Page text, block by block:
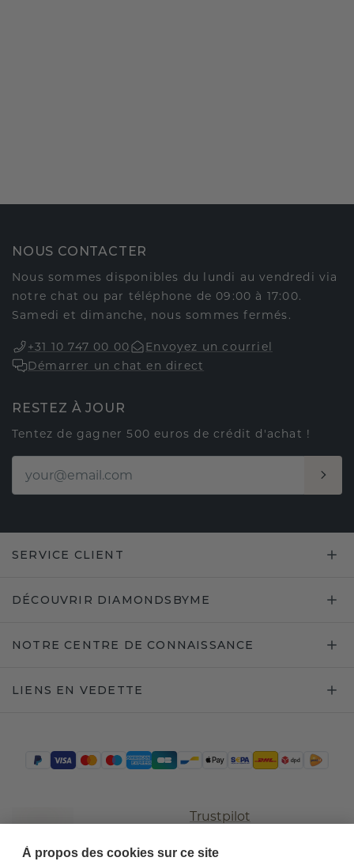
NOUS CONTACTER
Nous sommes disponibles du lundi au vendredi via
notre chat ou par téléphone de 09:00 à 17:00.
Samedi et dimanche, nous sommes fermés.
+31 10 747 00 00
Envoyez un courriel
Démarrer un chat en direct
RESTEZ À JOUR
Tentez de gagner 500 euros de crédit d'achat !
SERVICE CLIENT
DÉCOUVRIR DIAMONDSBYME
NOTRE CENTRE DE CONNAISSANCE
LIENS EN VEDETTE
Trustpilot
À propos des cookies sur ce site